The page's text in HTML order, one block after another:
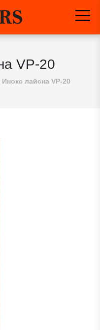
VP-20
Инокс лайсна VP-20